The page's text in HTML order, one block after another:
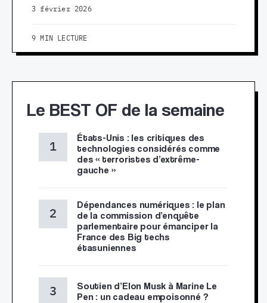
3 février 2026
9 MIN LECTURE
Le BEST OF de la semaine
États-Unis : les critiques des
technologies considérés comme
des « terroristes d’extrême-
gauche »
Dépendances numériques : le plan
de la commission d’enquête
parlementaire pour émanciper la
France des Big techs
étasuniennes
Soutien d’Elon Musk à Marine Le
Pen : un cadeau empoisonné ?